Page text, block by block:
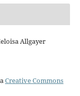
Allgayer
Creative Commons